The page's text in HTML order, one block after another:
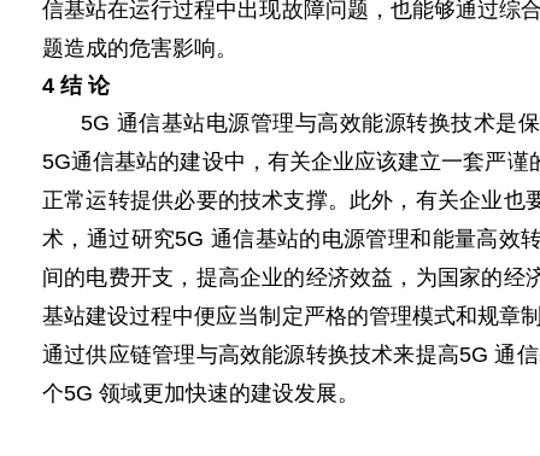
信基站在运行过程中出现故障问题，也能够通过综
题造成的危害影响。
4 结 论
5G 通信基站电源管理与高效能源转换技术是
5G通信基站的建设中，有关企业应该建立一套严
正常运转提供必要的技术支撑。此外，有关企业
术，通过研究5G 通信基站的电源管理和能量高效
间的电费开支，提高企业的经济效益，为国家的
基站建设过程中便应当制定严格的管理模式和规章
通过供应链管理与高效能源转换技术来提高5G 通
个5G 领域更加快速的建设发展。